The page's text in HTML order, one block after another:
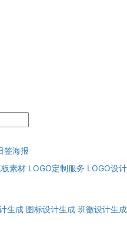
签海报
素材 LOGO定制服务 LOGO设计
生成 图标设计生成 班徽设计生成